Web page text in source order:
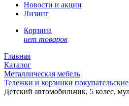
Новости и акции
Лизинг
Корзина
нет товаров
Главная
Каталог
Металлическая мебель
Тележки и корзинки
Детский автомобильчик, 5 колес,